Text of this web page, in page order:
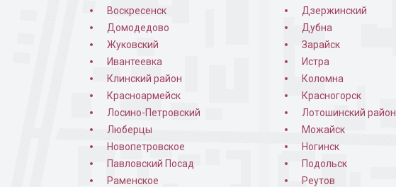
Воскресенск
Дзержинский
Домодедово
Дубна
Жуковский
Зарайск
Ивантеевка
Истра
Клинский район
Коломна
Красноармейск
Красногорск
Лосино-Петровский
Лотошинский район
Люберцы
Можайск
Новопетровское
Ногинск
Павловский Посад
Подольск
Раменское
Реутов